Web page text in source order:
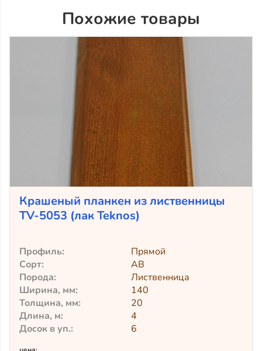
Похожие товары
Крашеный планкен из лиственницы
TV-5053 (лак Teknos)
Профиль:
Прямой
Сорт:
АВ
Порода:
Лиственница
Ширина, мм:
140
Толщина, мм:
20
Длина, м:
4
Досок в уп.:
6